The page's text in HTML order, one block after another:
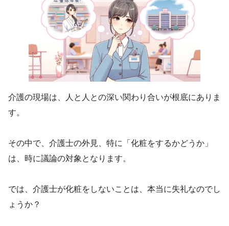
介護の現場は、人と人との深い関わり合いが根底にありま
す。
その中で、介護士の外見、特に「化粧をするかどうか」
は、時に議論の対象となります。
では、介護士が化粧をしないことは、本当に失礼なのでし
ょうか？